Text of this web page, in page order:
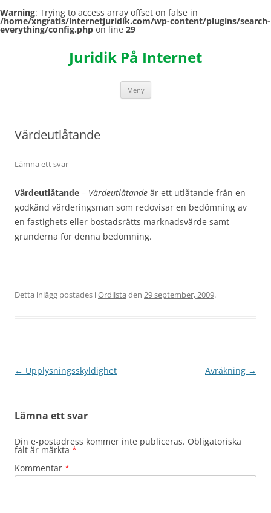
Warning: Trying to access array offset on false in
/home/xngratis/internetjuridik.com/wp-content/plugins/search-
everything/config.php on line 29
Hoppa
Juridik På Internet
Meny
Värdeutlåtande
Lämna ett svar
Värdeutlåtande – Värdeutlåtande är ett utlåtande från en
godkänd värderingsman som redovisar en bedömning av
en fastighets eller bostadsrätts marknadsvärde samt
grunderna för denna bedömning.
Detta inlägg postades iOrdlista den 29 september, 2009.
Inläggsnavigering
← Upplysningsskyldighet Avräkning →
Lämna ett svar
Din e-postadress kommer inte publiceras. Obligatoriska
fält är märkta *
Kommentar *